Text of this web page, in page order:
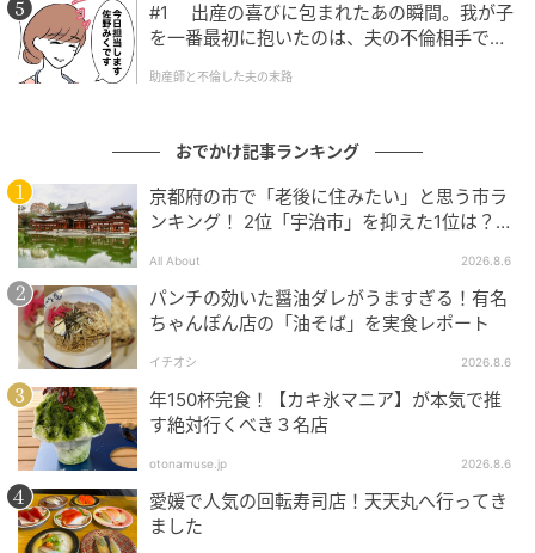
さらに、荒川区ドローンスクール 口コミ評価
No.1(Google口コミに基づく独自ランキング調査／
#1 出産の喜びに包まれたあの瞬間。我が子
を一番最初に抱いたのは、夫の不倫相手でし
助産師と不倫した夫の末路
おでかけ記事ランキング
京都府の市で「老後に住みたい」と思う市ラ
ンキング！ 2位「宇治市」を抑えた1位は？
All About 2026.8.6
パンチの効いた醤油ダレがうますぎる！有名
ちゃんぽん店の「油そば」を実食レポート
イチオシ 2026.8.6
年150杯完食！【カキ氷マニア】が本気で推
す絶対行くべき３名店
otonamuse.jp 2026.8.6
愛媛で人気の回転寿司店！天天丸へ行ってき
ました